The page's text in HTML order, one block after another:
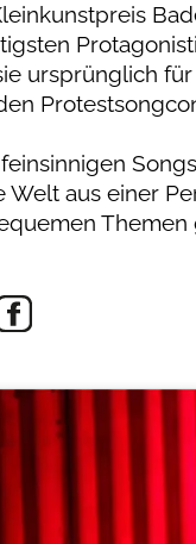
ursprünglich
aus einer
Themen